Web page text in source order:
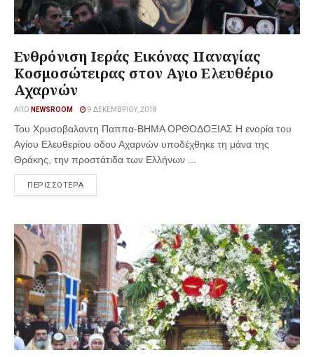
Ενθρόνιση Ιεράς Εικόνας Παναγίας
Κοσμοσώτειρας στον Αγιο Ελευθέριο
Αχαρνών
ΑΠΌ NEWSROOM 9 ΔΕΚΕΜΒΡΊΟΥ, 2018
Του Χρυσοβαλαντη Παππα-ΒΗΜΑ ΟΡΘΟΔΟΞΙΑΣ Η ενορία του
Αγίου Ελευθερίου οδου Αχαρνών υποδέχθηκε τη μάνα της
Θράκης, την προστάτιδα των Ελλήνων ...
ΠΕΡΙΣΣΟΤΕΡΑ